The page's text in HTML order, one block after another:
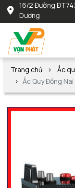
16/2 Đường
Dương
Trang chủ Ắc
Ắc Quy Đồng